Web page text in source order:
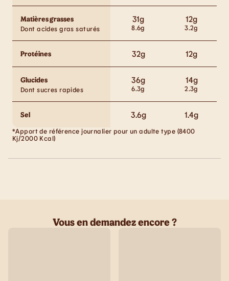
Matières grasses 31g 12g
Dont acides gras saturés 8.6g 3.2g
Protéines 32g 12g
Glucides 36g 14g
Dont sucres rapides 6.3g 2.3g
Sel 3.6g 1.4g
*Apport de référence journalier pour un adulte type (8400
Kj/2000 Kcal)
Vous en demandez encore ?